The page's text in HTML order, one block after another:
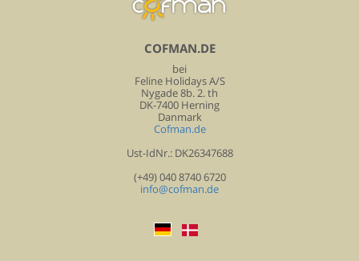
COFMAN.DE
bei
Feline Holidays A/S
Nygade 8b. 2. th
DK-7400 Herning
Danmark
Cofman.de
Ust-IdNr.: DK26347688
(+49) 040 8740 6720
info@cofman.de